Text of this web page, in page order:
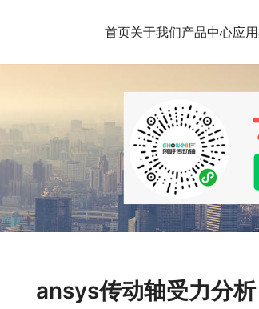
首页关于我们产品中心应
ansys传动轴受力分析